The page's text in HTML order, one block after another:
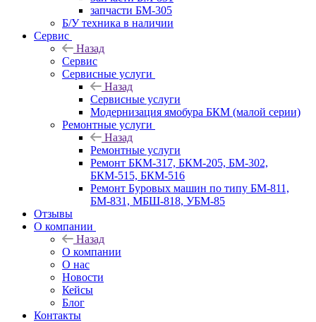
запчасти БМ-305
Б/У техника в наличии
Сервис
Назад
Сервис
Сервисные услуги
Назад
Сервисные услуги
Модернизация ямобура БКМ (малой серии)
Ремонтные услуги
Назад
Ремонтные услуги
Ремонт БКМ-317, БКМ-205, БМ-302,
БКМ-515, БКМ-516
Ремонт Буровых машин по типу БМ-811,
БМ-831, МБШ-818, УБМ-85
Отзывы
О компании
Назад
О компании
О нас
Новости
Кейсы
Блог
Контакты